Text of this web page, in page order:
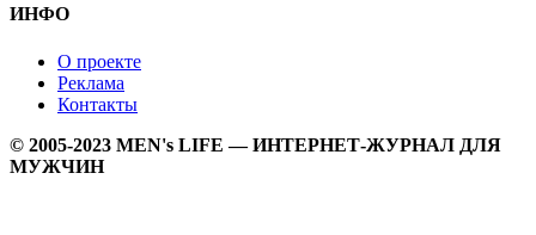
ИНФО
О проекте
Реклама
Контакты
© 2005-2023 MEN's LIFE — ИНТЕРНЕТ-ЖУРНАЛ ДЛЯ
МУЖЧИН